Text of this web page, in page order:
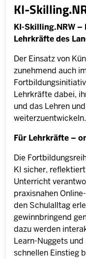
KI-
KI-Skilling.NRW
Lehrkräfte des
Der Einsatz von
zunehmend auch
Lehrkräfte dabei,
und das Lehren
weiterzuentwickeln.
Für Lehrkräfte –
Die
KI sicher,
Unterricht
praxisnahen
den Schulalltag
gewinnbringend
dazu werden
Learn-Nuggets
schnellen Einstieg